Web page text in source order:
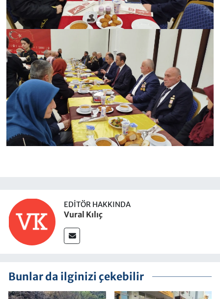
EDITÖR HAKKINDA
Vural Kılıç
Bunlar da ilginizi çekebilir